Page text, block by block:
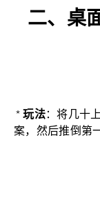
二、桌
*玩法：将几十
案，然后推倒第